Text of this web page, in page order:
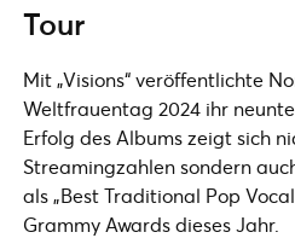
Tour
Mit „Visions“ veröffentlichte
Weltfrauentag 2024 ihr
Erfolg des Albums zeigt sich
Streamingzahlen sondern
als „Best Traditional Pop
Grammy Awards dieses Jahr.